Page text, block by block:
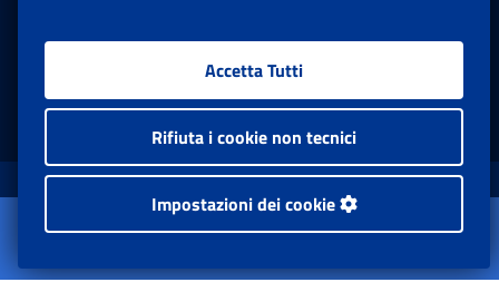
Apri il menu
Facebook: Apre una nuova finestra
Twitter: Apre una nuova finestra
Whatsapp: Apre una nuova
Youtube: Apre una
Instagram:
www.inps.gov.it © 1997-2026
Istituto Nazionale Previdenza Sociale.
Accetta Tutti
Rifiuta i cookie non tecnici
Impostazioni dei cookie